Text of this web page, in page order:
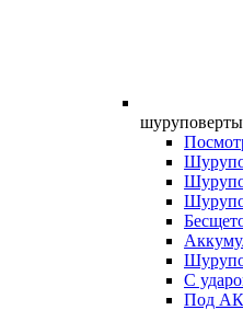
шуруповерты
С
Под